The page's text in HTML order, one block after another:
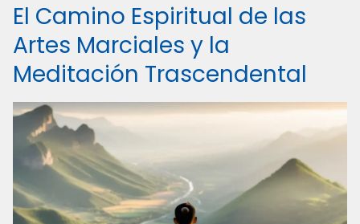
El Camino Espiritual de las
Artes Marciales y la
Meditación Trascendental